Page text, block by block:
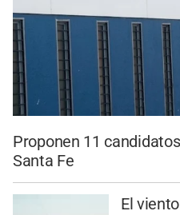
Proponen 11
Santa Fe
El